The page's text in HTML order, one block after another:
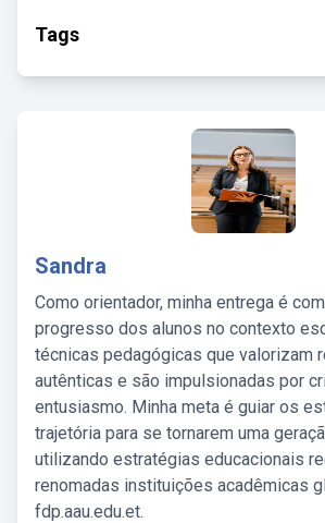
Tags
Sandra
Como orientador, minha entrega é
progresso dos alunos no contexto
técnicas pedagógicas que valorizam
autênticas e são impulsionadas por
entusiasmo. Minha meta é guiar os
trajetória para se tornarem uma
utilizando estratégias educacionais
renomadas instituições acadêmicas
fdp.aau.edu.et.